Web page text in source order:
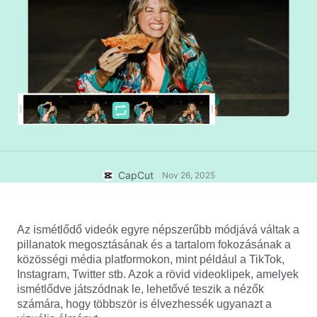
Szöveg és hang
Automatikus feliratok
Feliratsablonok
Beszédfelismerés
Zajcsökkentés
Kép
Életmód és vlogok
Egyedi tervezés
Több
Útmutatók
Legjobb választások
Sablontrendek és tippek
Több
Iparági sablonok
Összefoglaló sablonok
Súgóközpont
Hírek
Dreamina Seedance 2.0 Launch
A CapCut megnyitása
CapCut Nov 26, 2025
Az ismétlődő videók egyre népszerűbb módjává váltak a
pillanatok megosztásának és a tartalom fokozásának a
közösségi média platformokon, mint például a TikTok,
Instagram, Twitter stb. Azok a rövid videoklipek, amelyek
ismétlődve játszódnak le, lehetővé teszik a nézők
számára, hogy többször is élvezhessék ugyanazt a